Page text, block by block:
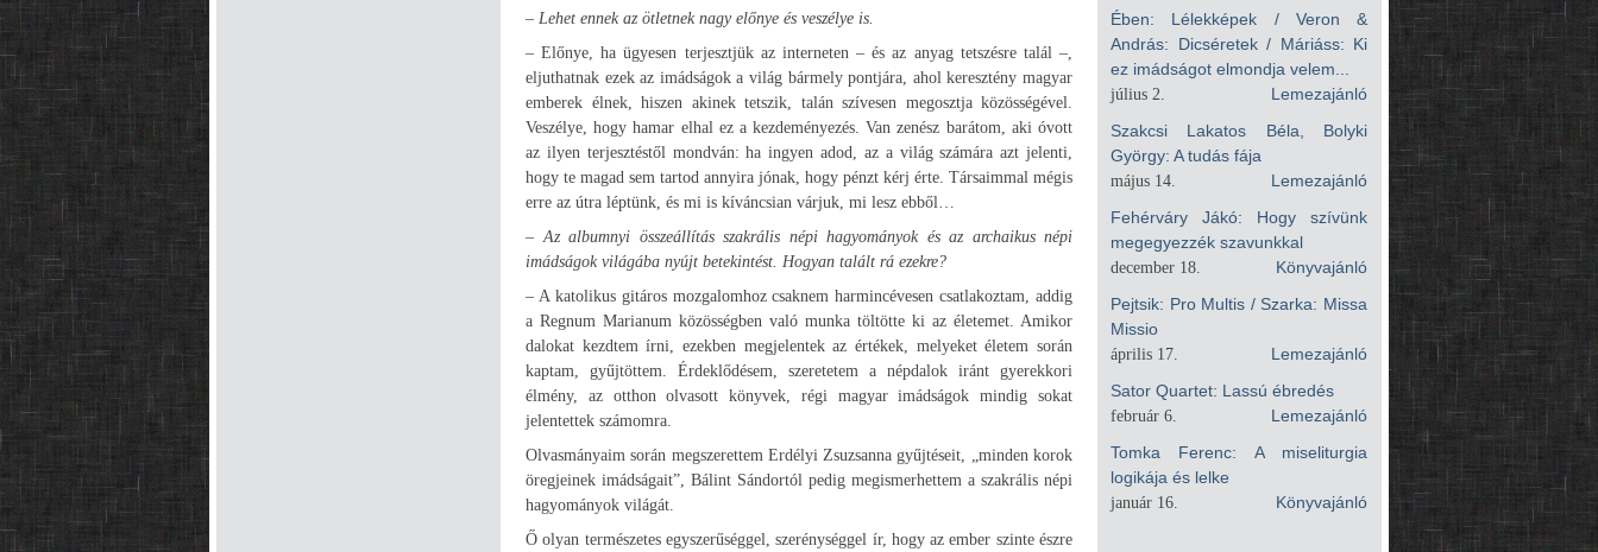
– Lehet ennek az ötletnek nagy előnye és veszélye is.
– Előnye, ha ügyesen terjesztjük az interneten – és az anyag tetszésre talál –,
eljuthatnak ezek az imádságok a világ bármely pontjára, ahol keresztény magyar
emberek élnek, hiszen akinek tetszik, talán szívesen megosztja közösségével.
Veszélye, hogy hamar elhal ez a kezdeményezés. Van zenész barátom, aki óvott
az ilyen terjesztéstől mondván: ha ingyen adod, az a világ számára azt jelenti,
hogy te magad sem tartod annyira jónak, hogy pénzt kérj érte. Társaimmal mégis
erre az útra léptünk, és mi is kíváncsian várjuk, mi lesz ebből…
– Az albumnyi összeállítás szakrális népi hagyományok és az archaikus népi
imádságok világába nyújt betekintést. Hogyan talált rá ezekre?
– A katolikus gitáros mozgalomhoz csaknem harmincévesen csatlakoztam, addig
a Regnum Marianum közösségben való munka töltötte ki az életemet. Amikor
dalokat kezdtem írni, ezekben megjelentek az értékek, melyeket életem során
kaptam, gyűjtöttem. Érdeklődésem, szeretetem a népdalok iránt gyerekkori
élmény, az otthon olvasott könyvek, régi magyar imádságok mindig sokat
jelentettek számomra.
Olvasmányaim során megszerettem Erdélyi Zsuzsanna gyűjtéseit, „minden korok
öregjeinek imádságait”, Bálint Sándortól pedig megismerhettem a szakrális népi
hagyományok világát.
Ő olyan természetes egyszerűséggel, szerénységgel ír, hogy az ember szinte észre
Ében: Lélekképek / Veron &
András: Dicséretek / Máriáss: Ki
ez imádságot elmondja velem...
Lemezajánló
július 2.
Szakcsi Lakatos Béla, Bolyki
György: A tudás fája
Lemezajánló
május 14.
Fehérváry Jákó: Hogy szívünk
megegyezzék szavunkkal
Könyvajánló
december 18.
Pejtsik: Pro Multis / Szarka: Missa
Missio
Lemezajánló
április 17.
Sator Quartet: Lassú ébredés
Lemezajánló
február 6.
Tomka Ferenc: A miseliturgia
logikája és lelke
Könyvajánló
január 16.